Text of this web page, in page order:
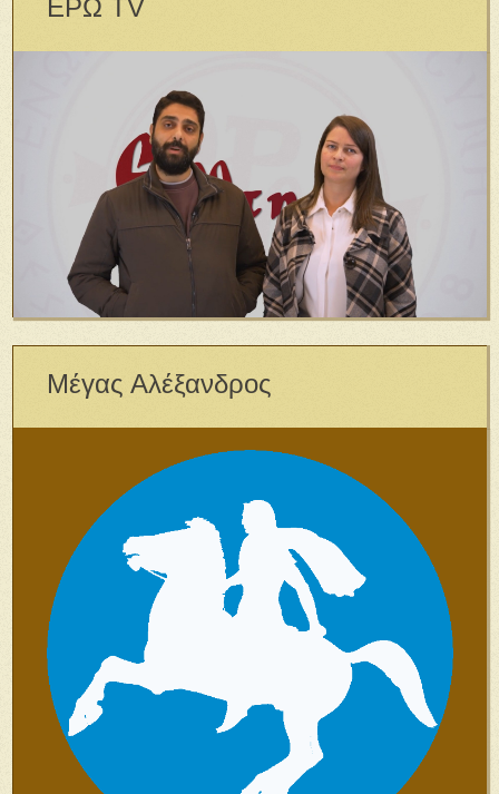
ΕΡΩ TV
Μέγας Αλέξανδρος